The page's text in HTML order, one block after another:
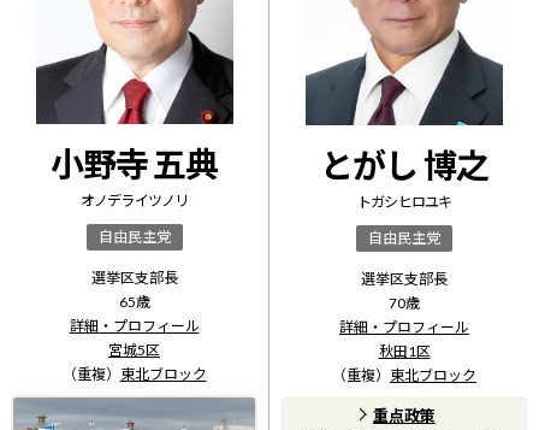
小野寺 五典
オノデラ イツノリ
自由民主党
選挙区支部長
65歳
詳細・プロフィール
宮城5区
（重複） 東北ブロック
とがし 博之
トガシ ヒロユキ
自由民主党
選挙区支部長
70歳
詳細・プロフィール
秋田1区
（重複） 東北ブロック
重点政策